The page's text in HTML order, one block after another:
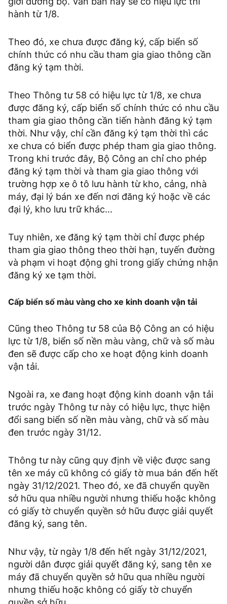
hành từ 1/8.
Theo đó, xe chưa được đăng ký, cấp biển số
chính thức có nhu cầu tham gia giao thông cần
đăng ký tạm thời.
Theo Thông tư 58 có hiệu lực từ 1/8, xe chưa
được đăng ký, cấp biển số chính thức có nhu cầu
tham gia giao thông cần tiến hành đăng ký tạm
thời. Như vậy, chỉ cần đăng ký tạm thời thì các
xe chưa có biển được phép tham gia giao thông.
Trong khi trước đây, Bộ Công an chỉ cho phép
đăng ký tạm thời và tham gia giao thông với
trường hợp xe ô tô lưu hành từ kho, cảng, nhà
máy, đại lý bán xe đến nơi đăng ký hoặc về các
đại lý, kho lưu trữ khác...
Tuy nhiên, xe đăng ký tạm thời chỉ được phép
tham gia giao thông theo thời hạn, tuyến đường
và phạm vi hoạt động ghi trong giấy chứng nhận
đăng ký xe tạm thời.
Cấp biển số màu vàng cho xe kinh doanh vận tải
Cũng theo Thông tư 58 của Bộ Công an có hiệu
lực từ 1/8, biển số nền màu vàng, chữ và số màu
đen sẽ được cấp cho xe hoạt động kinh doanh
vận tải.
Ngoài ra, xe đang hoạt động kinh doanh vận tải
trước ngày Thông tư này có hiệu lực, thực hiện
đổi sang biển số nền màu vàng, chữ và số màu
đen trước ngày 31/12.
Thông tư này cũng quy định về việc được sang
tên xe máy cũ không có giấy tờ mua bán đến hết
ngày 31/12/2021. Theo đó, xe đã chuyển quyền
sở hữu qua nhiều người nhưng thiếu hoặc không
có giấy tờ chuyển quyền sở hữu được giải quyết
đăng ký, sang tên.
Như vậy, từ ngày 1/8 đến hết ngày 31/12/2021,
người dân được giải quyết đăng ký, sang tên xe
máy đã chuyển quyền sở hữu qua nhiều người
nhưng thiếu hoặc không có giấy tờ chuyển